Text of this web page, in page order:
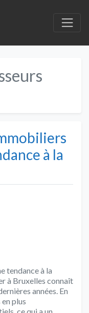
à la
tendance à la
à Bruxelles connaît
années. En
plus